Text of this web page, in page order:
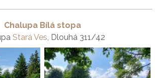
Chalupa Bílá stopa
Stará Ves, Dlouhá 311/42